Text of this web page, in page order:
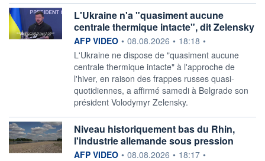
L'Ukraine n'a "quasiment aucune
centrale thermique intacte", dit Zelensky
information fournie par
AFP VIDEO • 08.08.2026 • 18:18 •
L'Ukraine ne dispose de "quasiment aucune
centrale thermique intacte" à l'approche de
l'hiver, en raison des frappes russes quasi-
quotidiennes, a affirmé samedi à Belgrade son
président Volodymyr Zelensky.
Niveau historiquement bas du Rhin,
l'industrie allemande sous pression
information fournie par
AFP VIDEO • 08.08.2026 • 18:17 •